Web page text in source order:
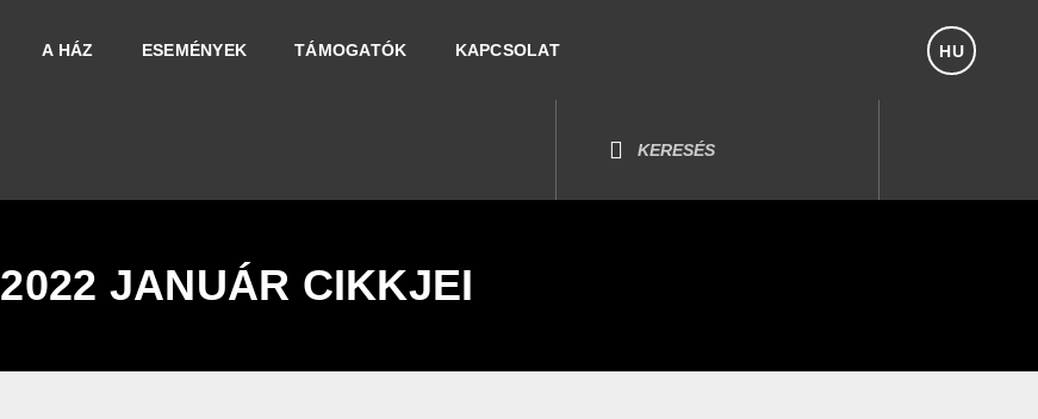
A HÁZ ESEMÉNYEK TÁMOGATÓK KAPCSOLAT HU
2022 JANUÁR CIKKJEI